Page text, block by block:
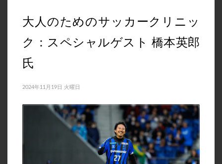
大人のためのサッカークリニッ
ク：スペシャルゲスト 橋本英郎
氏
2024年11月19日 火曜日